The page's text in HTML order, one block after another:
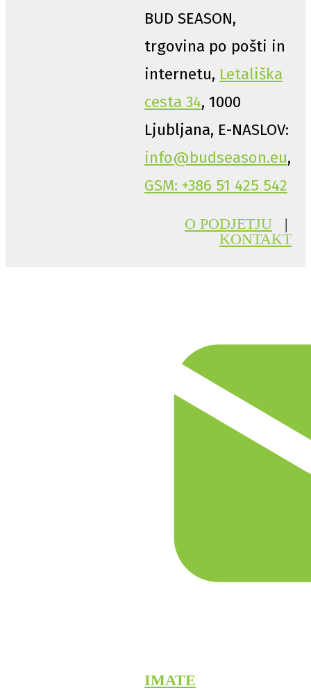
BUD SEASON,
trgovina po pošti in
internetu, Letališka
cesta 34, 1000
Ljubljana, E-NASLOV:
info@budseason.eu,
GSM: +386 51 425 542
O PODJETJU |
KONTAKT
IMATE